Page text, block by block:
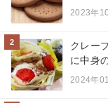
2023年
2
クレー
に中身
2024年